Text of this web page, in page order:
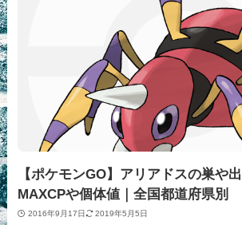
【ポケモンGO】アリアドスの巣や
MAXCPや個体値｜全国都道府県別
2016年9月17日 2019年5月5日